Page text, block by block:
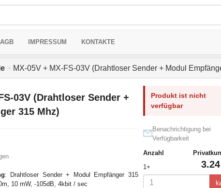
AGB IMPRESSUM KONTAKTE
> MX-05V + MX-FS-03V (Drahtloser Sender + Modul
03V (Drahtloser Sender +
315 Mhz)
: Drahtloser Sender + Modul Empfänger 315
10 mW, -105dB, 4kbit / sec
Produkt ist nicht
verfügbar
Benachrichtigung bei
Verfügbarkeit
Anzahl
1+